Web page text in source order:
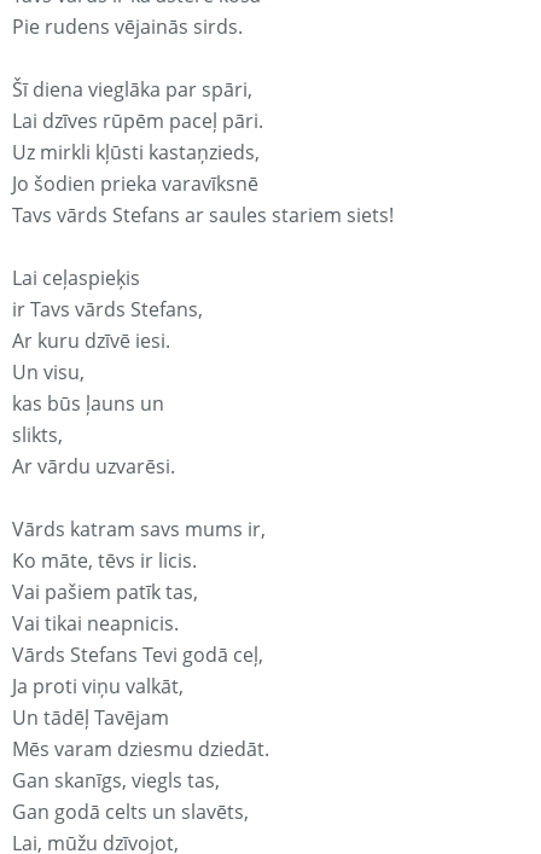
Pie rudens vējainās sirds.
Šī diena vieglāka par spāri,
Lai dzīves rūpēm paceļ pāri.
Uz mirkli kļūsti kastaņzieds,
Jo šodien prieka varavīksnē
Tavs vārds Stefans ar saules stariem siets!
Lai ceļaspieķis
ir Tavs vārds Stefans,
Ar kuru dzīvē iesi.
Un visu,
kas būs ļauns un
slikts,
Ar vārdu uzvarēsi.
Vārds katram savs mums ir,
Ko māte, tēvs ir licis.
Vai pašiem patīk tas,
Vai tikai neapnicis.
Vārds Stefans Tevi godā ceļ,
Ja proti viņu valkāt,
Un tādēļ Tavējam
Mēs varam dziesmu dziedāt.
Gan skanīgs, viegls tas,
Gan godā celts un slavēts,
Lai, mūžu dzīvojot,